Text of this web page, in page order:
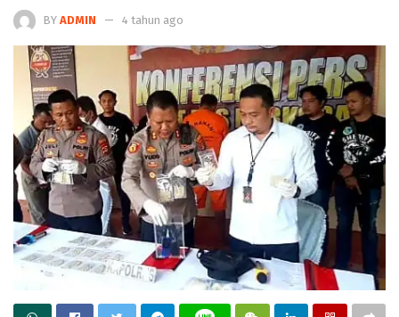
BY ADMIN 4 tahun ago